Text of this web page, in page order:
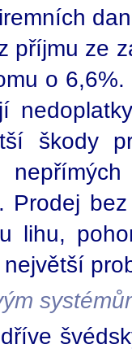
příjmu ze
o
škody
Prodej
lihu,